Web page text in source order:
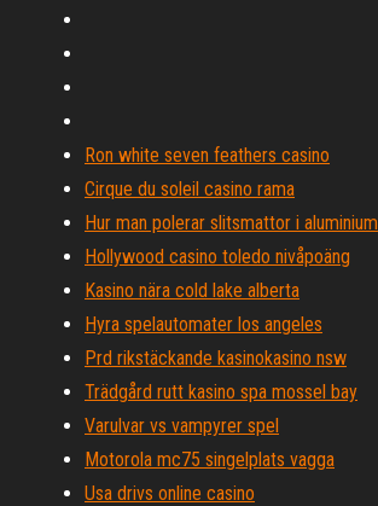
Ron white seven feathers casino
Cirque du soleil casino rama
Hur man polerar slitsmattor i aluminium
Hollywood casino toledo nivåpoäng
Kasino nära cold lake alberta
Hyra spelautomater los angeles
Prd rikstäckande kasinokasino nsw
Trädgård rutt kasino spa mossel bay
Varulvar vs vampyrer spel
Motorola mc75 singelplats vagga
Usa drivs online casino